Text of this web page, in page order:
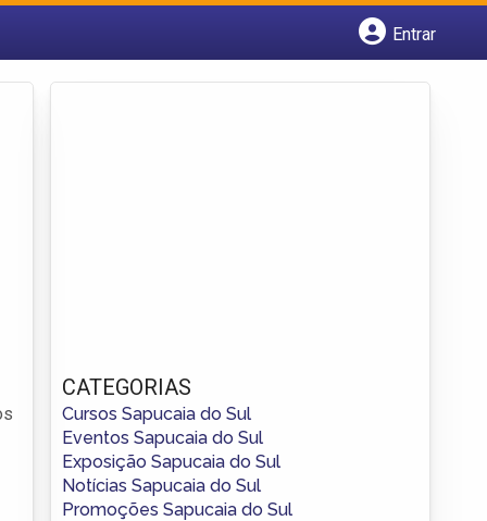
Entrar
CATEGORIAS
Cursos Sapucaia do Sul
Eventos Sapucaia do Sul
Exposição Sapucaia do Sul
Notícias Sapucaia do Sul
Promoções Sapucaia do Sul